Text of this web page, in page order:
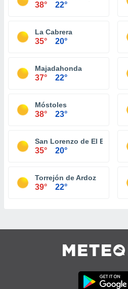
38° 22°
La Cabrera
35° 20°
Majadahonda
37° 22°
Móstoles
38° 23°
San Lorenzo de El Escorial
35° 20°
Torrejón de Ardoz
39° 22°